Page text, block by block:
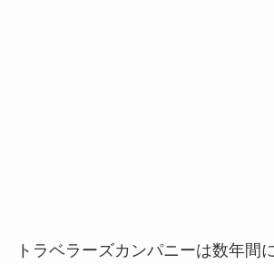
トラベラーズカンパニーは数年間